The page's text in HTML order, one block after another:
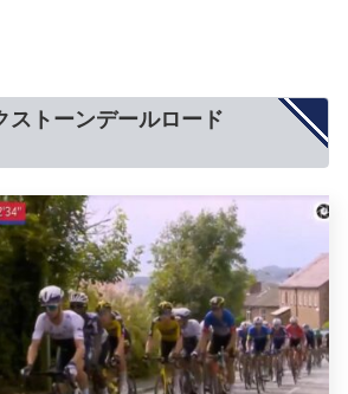
トーンデールロード